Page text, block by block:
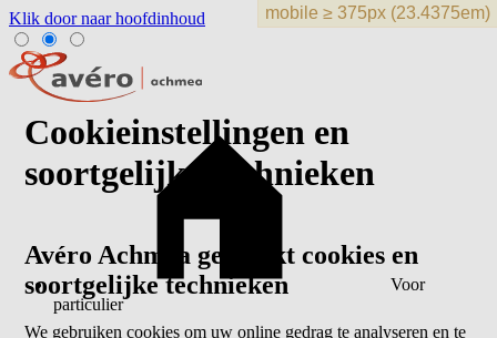
Klik door naar hoofdinhoud
Voor
particulier
Cookieinstellingen en
soortgelijke technieken
Avéro Achmea gebruikt cookies en
soortgelijke technieken
We gebruiken cookies om uw online gedrag te analyseren en te